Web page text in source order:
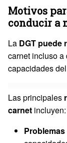
Motivos
conducir a
La DGT puede
carnet incluso a
capacidades
Las principales
carnet incluyen: